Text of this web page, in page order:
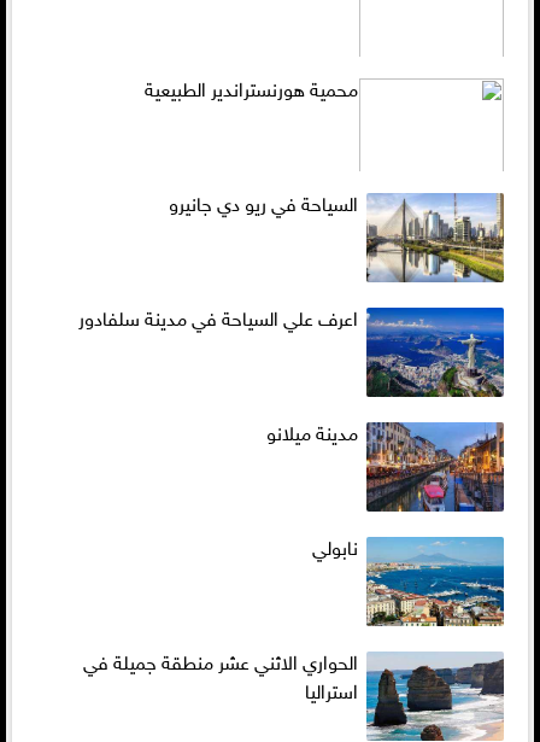
محمية هورنستراندير الطبيعية
السياحة في ريو دي جانيرو
اعرف علي السياحة في مدينة سلفادور
مدينة ميلانو
نابولي
الحواري الاثني عشر منطقة جميلة في
استراليا